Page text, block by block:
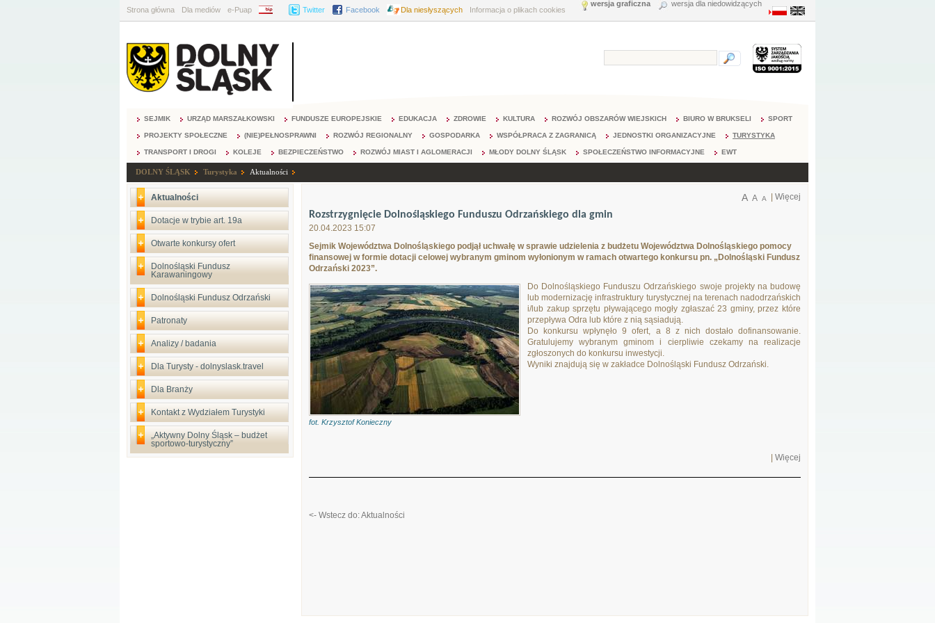
Strona główna Dla mediów e-Puap BIP Twitter Facebook Dla niesłyszących Informacja o plikach cookies
wersja graficzna wersja dla niedowidzących
SEJMIK URZĄD MARSZAŁKOWSKI FUNDUSZE EUROPEJSKIE EDUKACJA ZDROWIE KULTURA ROZWÓJ OBSZARÓW WIEJSKICH BIURO W BRUKSELI SPORT
PROJEKTY SPOŁECZNE (NIE)PEŁNOSPRAWNI ROZWÓJ REGIONALNY GOSPODARKA WSPÓŁPRACA Z ZAGRANICĄ JEDNOSTKI ORGANIZACYJNE TURYSTYKA
TRANSPORT I DROGI KOLEJE BEZPIECZEŃSTWO ROZWÓJ MIAST I AGLOMERACJI MŁODY DOLNY ŚLĄSK SPOŁECZEŃSTWO INFORMACYJNE EWT
DOLNY ŚLĄSK Turystyka Aktualności
Aktualności
Dotacje w trybie art. 19a
Otwarte konkursy ofert
Dolnośląski Fundusz
Karawaningowy
Dolnośląski Fundusz Odrzański
Patronaty
Analizy / badania
Dla Turysty - dolnyslask.travel
Dla Branży
Kontakt z Wydziałem Turystyki
„Aktywny Dolny Śląsk – budżet
sportowo-turystyczny”
Więcej
A A A
Rozstrzygnięcie Dolnośląskiego Funduszu Odrzańskiego dla gmin
20.04.2023 15:07
Sejmik Województwa Dolnośląskiego podjął uchwałę w sprawie udzielenia z budżetu Województwa Dolnośląskiego pomocy
finansowej w formie dotacji celowej wybranym gminom wyłonionym w ramach otwartego konkursu pn. „Dolnośląski Fundusz
Odrzański 2023”.
fot. Krzysztof Konieczny
Do Dolnośląskiego Funduszu Odrzańskiego swoje projekty na budowę
lub modernizację infrastruktury turystycznej na terenach nadodrzańskich
i/lub zakup sprzętu pływającego mogły zgłaszać 23 gminy, przez które
przepływa Odra lub które z nią sąsiadują.
Do konkursu wpłynęło 9 ofert, a 8 z nich dostało dofinansowanie.
Gratulujemy wybranym gminom i cierpliwie czekamy na realizacje
zgłoszonych do konkursu inwestycji.
Wyniki znajdują się w zakładce Dolnośląski Fundusz Odrzański.
Więcej
<- Wstecz do: Aktualności